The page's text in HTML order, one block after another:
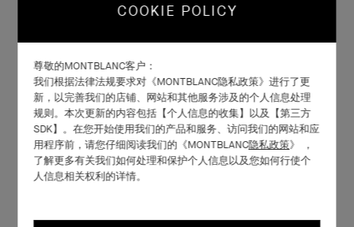
COOKIE POLICY
尊敬的MONTBLANC客户：
我们根据法律法规要求对《MONTBLANC隐私政策》进行了更
新，以完善我们的店铺、网站和其他服务涉及的个人信息处理
规则。本次更新的内容包括【个人信息的收集】以及【第三方
SDK】。在您开始使用我们的产品和服务、访问我们的网站和应
用程序前，请您仔细阅读我们的《MONTBLANC隐私政策》 ，
了解更多有关我们如何处理和保护个人信息以及您如何行使个
人信息相关权利的详情。